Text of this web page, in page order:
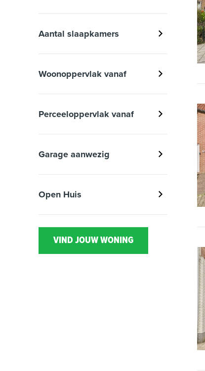
Aantal slaapkamers
Woonoppervlak vanaf
Perceeloppervlak vanaf
Garage aanwezig
Open Huis